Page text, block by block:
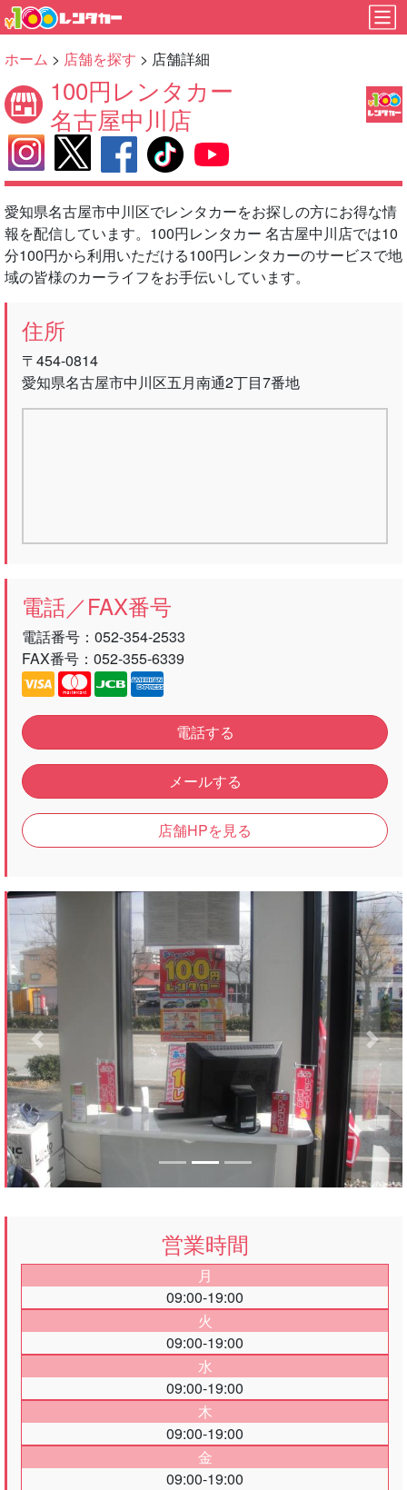
ホーム > 店舗を探す > 店舗詳細
100円レンタカー
名古屋中川店
愛知県名古屋市中川区でレンタカーをお探しの方にお得な情
報を配信しています。100円レンタカー 名古屋中川店では10
分100円から利用いただける100円レンタカーのサービスで地
域の皆様のカーライフをお手伝いしています。
住所
〒454-0814
愛知県名古屋市中川区五月南通2丁目7番地
電話／FAX番号
電話番号： 052-354-2533
FAX番号：052-355-6339
電話する
メールする
店舗HPを見る
Previous Next
営業時間
月
09:00-19:00
火
09:00-19:00
水
09:00-19:00
木
09:00-19:00
金
09:00-19:00